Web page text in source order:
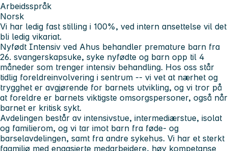
Arbeidsspråk
Norsk
Vi har ledig fast stilling i 100%, ved intern ansettelse vil det
bli ledig vikariat.
Nyfødt Intensiv ved Ahus behandler premature barn fra
26. svangerskapsuke, syke nyfødte og barn opp til 4
måneder som trenger intensiv behandling. Hos oss står
tidlig foreldreinvolvering i sentrum -- vi vet at nærhet og
trygghet er avgjørende for barnets utvikling, og vi tror på
at foreldre er barnets viktigste omsorgspersoner, også når
barnet er kritisk sykt.
Avdelingen består av intensivstue, intermediærstue, isolat
og familierom, og vi tar imot barn fra føde- og
barselavdelingen, samt fra andre sykehus. Vi har et sterkt
fagmiljø med engasjerte medarbeidere, høy kompetanse